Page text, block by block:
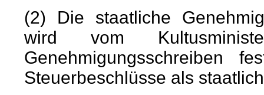
(2) Die staatliche
wird vom
Genehmigungsschreiben
Steuerbeschlüsse als